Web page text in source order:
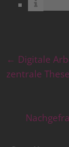
← Digitale
zentrale